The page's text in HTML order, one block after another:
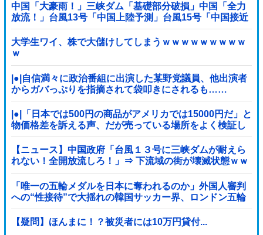
中国「大豪雨！」三峡ダム「基礎部分破損」中国「全力
放流！」台風13号「中国上陸予測」台風15号「中国接近
（画像」中国「台風同時上陸！（穀物生産が壊滅危機」
→
大学生ワイ、株で大儲けしてしまうｗｗｗｗｗｗｗｗｗ
ｗ
|●|自信満々に政治番組に出演した某野党議員、他出演者
からガバっぷりを指摘されて袋叩きにされるも……
|●|「日本では500円の商品がアメリカでは15000円だ」と
物価格差を訴える声、だが売っている場所をよく検証し
てみると……
【ニュース】中国政府「台風１３号に三峡ダムが耐えら
れない！全開放流しろ！」⇒ 下流域の街が壊滅状態ｗｗ
ｗｗｗ
「唯一の五輪メダルを日本に奪われるのか」外国人審判
への“性接待”で大揺れの韓国サッカー界、ロンドン五輪
メダル剝奪の可能性に戦々恐々「前例がない」
【疑問】ほんまに！？被災者には10万円貸付...